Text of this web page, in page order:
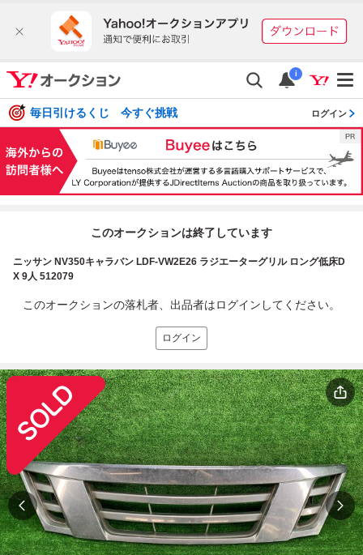
i
毎日引けるくじ 今すぐ挑戦 ログイン
このオークションは終了しています
ニッサン NV350キャラバン LDF-VW2E26 ラジエーターグリル ロング低床D
X 9人 512079
このオークションの落札者、出品者はログインしてください。
ログイン